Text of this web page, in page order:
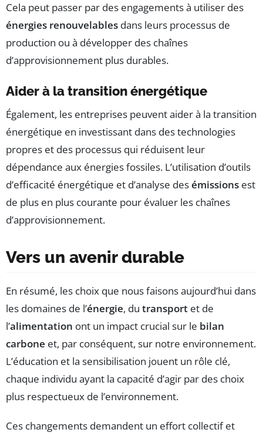
Cela peut passer par des engagements à utiliser des
énergies renouvelables dans leurs processus de
production ou à développer des chaînes
d’approvisionnement plus durables.
Aider à la transition énergétique
Également, les entreprises peuvent aider à la transition
énergétique en investissant dans des technologies
propres et des processus qui réduisent leur
dépendance aux énergies fossiles. L’utilisation d’outils
d’efficacité énergétique et d’analyse desémissions est
de plus en plus courante pour évaluer les chaînes
d’approvisionnement.
Vers un avenir durable
En résumé, les choix que nous faisons aujourd’hui dans
les domaines de l’énergie, du transport et de
l’alimentation ont un impact crucial sur le bilan
carbone et, par conséquent, sur notre environnement.
L’éducation et la sensibilisation jouent un rôle clé,
chaque individu ayant la capacité d’agir par des choix
plus respectueux de l’environnement.
Ces changements demandent un effort collectif et